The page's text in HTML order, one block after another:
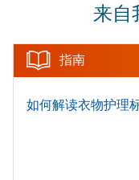
来自
指南
如何解读衣物护理